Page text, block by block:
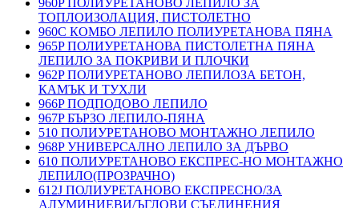
960P ПОЛИУРЕТАНОВО ЛЕПИЛО ЗА
ТОПЛОИЗОЛАЦИЯ, ПИСТОЛЕТНО
960C КОМБО ЛЕПИЛО ПОЛИУРЕТАНОВА ПЯНА
965P ПОЛИУРЕТАНОВА ПИСТОЛЕТНА ПЯНА
ЛЕПИЛО ЗА ПОКРИВИ И ПЛОЧКИ
962P ПОЛИУРЕТАНОВО ЛЕПИЛОЗА БЕТОН,
КАМЪК И ТУХЛИ
966P ПОДПОДОВО ЛЕПИЛО
967P БЪРЗО ЛЕПИЛО-ПЯНА
510 ПОЛИУРЕТАНОВО МОНТАЖНО ЛЕПИЛО
968P УНИВЕРСАЛНО ЛЕПИЛО ЗА ДЪРВО
610 ПОЛИУРЕТАНОВО ЕКСПРЕС-НО МОНТАЖНО
ЛЕПИЛО(ПРОЗРАЧНО)
612J ПОЛИУРЕТАНОВО ЕКСПРЕСНО/ЗА
АЛУМИНИЕВИ/ЪГЛОВИ СЪЕДИНЕНИЯ